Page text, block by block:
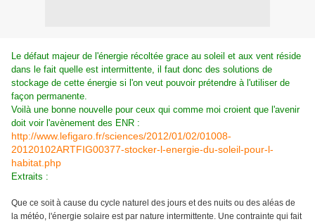
Le défaut majeur de l'énergie récoltée grace au soleil et aux vent réside
dans le fait quelle est intermittente, il faut donc des solutions de
stockage de cette énergie si l'on veut pouvoir prétendre à l'utiliser de
façon permanente.
Voilà une bonne nouvelle pour ceux qui comme moi croient que l'avenir
doit voir l'avènement des ENR :
http://www.lefigaro.fr/sciences/2012/01/02/01008-
20120102ARTFIG00377-stocker-l-energie-du-soleil-pour-l-
habitat.php
Extraits :
Que ce soit à cause du cycle naturel des jours et des nuits ou des ­aléas de
la météo, l'énergie solaire est par nature intermittente. Une contrainte qui fait